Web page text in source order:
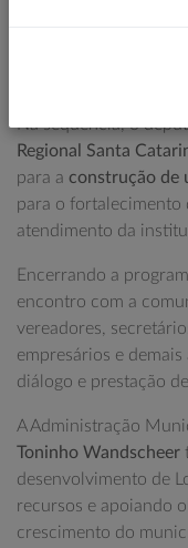
desenvolvimento da
Na sequência, o
Regional Santa
para a construção de
para o fortalecimento
atendimento da
Encerrando a
encontro com a
vereadores,
empresários e
diálogo e prestação
A Administração
Toninho Wandscheer
desenvolvimento de
recursos e apoiando
crescimento do